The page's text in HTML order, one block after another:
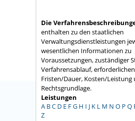
Die
enthalten zu den staatlichen
Verwaltungsdienstleistungen
wesentlichen Informationen zu
Voraussetzungen, zuständiger
Verfahrensablauf,
Fristen/Dauer, Kosten/Leistung
Rechtsgrundlage.
Leistungen
A BC D E FG H I J K L M N O P Q
Z